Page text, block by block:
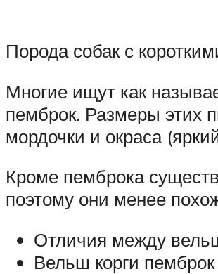
Порода собак с
Многие ищут как
пемброк. Размеры этих
мордочки и окраса
Кроме пемброка
поэтому они менее
Отличия между
Вельш корги